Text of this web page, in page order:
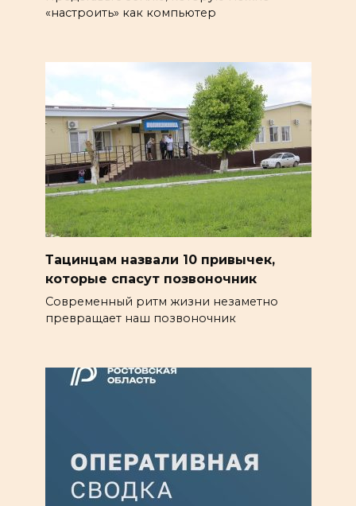
«настроить» как компьютер
Тацинцам назвали 10 привычек,
которые спасут позвоночник
Современный ритм жизни незаметно
превращает наш позвоночник